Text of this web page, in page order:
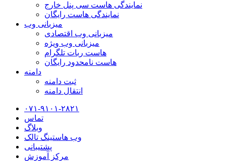
نمایندگی هاست سی پنل خارج
نمایندگی هاست رایگان
میزبانی وب
میزبانی وب اقتصادی
میزبانی وب ویژه
هاست ربات تلگرام
هاست نامحدود رایگان
دامنه
ثبت دامنه
انتقال دامنه
۰۷۱-۹۱۰۱-۲۸۲۱
تماس
وبلاگ
وب هاستینگ تالک
پشتیبانی
مرکز آموزش